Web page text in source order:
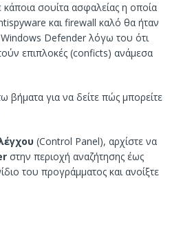
σουίτα ασφαλείας η οποία
και firewall καλό θα ήταν
Defender λόγω του ότι
επιπλοκές (conficts) ανάμεσα
βήματα για να δείτε πώς μπορείτε
(Control Panel), αρχίστε να
στην περιοχή αναζήτησης έως
του προγράμματος και ανοίξτε